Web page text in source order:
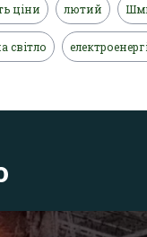
ціни лютий
світло